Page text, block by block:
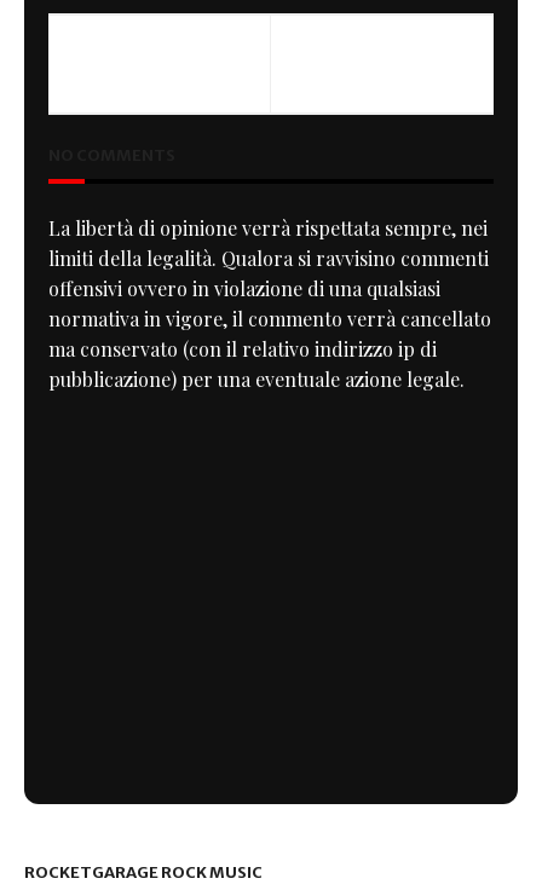
La libertà di opinione verrà rispettata sempre, nei
limiti della legalità. Qualora si ravvisino commenti
offensivi ovvero in violazione di una qualsiasi
normativa in vigore, il commento verrà cancellato
ma conservato (con il relativo indirizzo ip di
pubblicazione) per una eventuale azione legale.
ROCKETGARAGE ROCK MUSIC